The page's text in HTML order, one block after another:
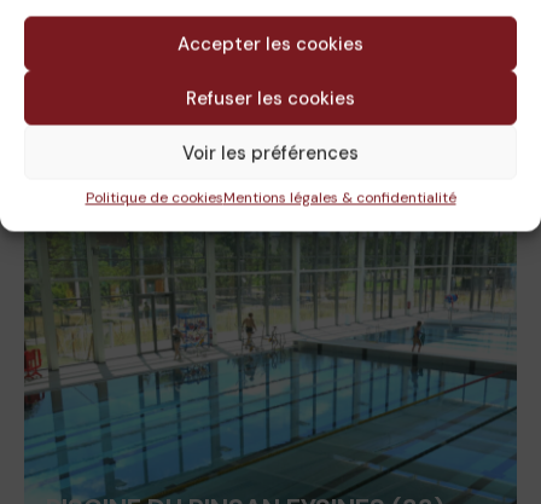
Accepter les cookies
Refuser les cookies
Voir les préférences
Politique de cookiesMentions légales & confidentialité
CENTRE AQUALUDIQUE CENTER
02-ÉQUIPEMENTS SPORTIFS,BIM MANAGER
Piscines